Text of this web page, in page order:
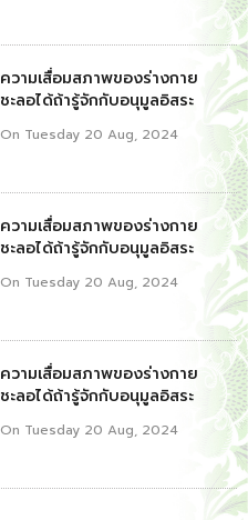
ความเสื่อมสภาพของร่างกาย
ชะลอได้ถ้ารู้จักกับอนุมูลอิสระ
On Tuesday 20 Aug, 2024
ความเสื่อมสภาพของร่างกาย
ชะลอได้ถ้ารู้จักกับอนุมูลอิสระ
On Tuesday 20 Aug, 2024
ความเสื่อมสภาพของร่างกาย
ชะลอได้ถ้ารู้จักกับอนุมูลอิสระ
On Tuesday 20 Aug, 2024